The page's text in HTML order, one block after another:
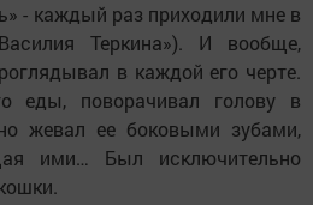
- каждый раз приходили мне в
Теркина»). И вообще,
в каждой его черте.
еды, поворачивал голову в
жевал ее боковыми зубами,
ими… Был исключительно